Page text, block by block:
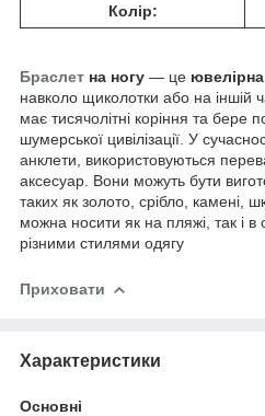
Колір:
Браслет на ногу — це
навколо щиколотки або на іншій
має тисячолітні коріння та бере
шумерської цивілізації. У
анклети, використовуються
аксесуар. Вони можуть бути
таких як золото, срібло, камені,
можна носити як на пляжі, так і в
різними стилями одягу
Приховати
Характеристики
Основні